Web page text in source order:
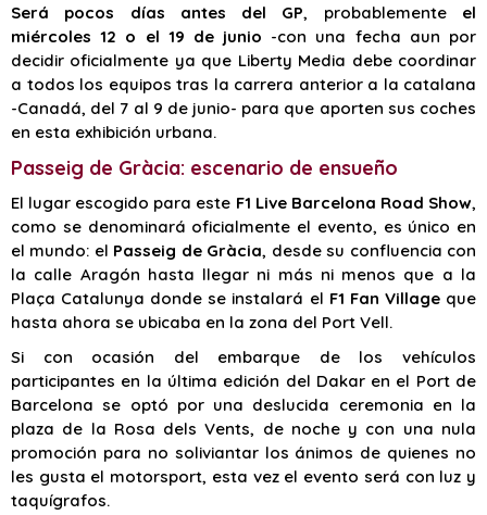
Será pocos días antes del GP, probablemente el
miércoles 12 o el 19 de junio -con una fecha aun por
decidir oficialmente ya que Liberty Media debe coordinar
a todos los equipos tras la carrera anterior a la catalana
-Canadá, del 7 al 9 de junio- para que aporten sus coches
en esta exhibición urbana.
Passeig de Gràcia: escenario de ensueño
El lugar escogido para este F1 Live Barcelona Road Show,
como se denominará oficialmente el evento, es único en
el mundo: el Passeig de Gràcia, desde su confluencia con
la calle Aragón hasta llegar ni más ni menos que a la
Plaça Catalunya donde se instalará el F1 Fan Villageque
hasta ahora se ubicaba en la zona del Port Vell.
Si con ocasión del embarque de los vehículos
participantes en la última edición del Dakar en el Port de
Barcelona se optó por una deslucida ceremonia en la
plaza de la Rosa dels Vents, de noche y con una nula
promoción para no soliviantar los ánimos de quienes no
les gusta el motorsport, esta vez el evento será con luz y
taquígrafos.